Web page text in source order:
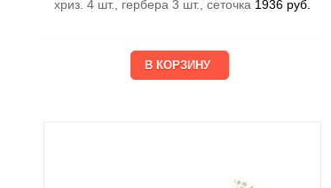
хриз. 4 шт., гербера 3 шт., сеточка 1936 руб.